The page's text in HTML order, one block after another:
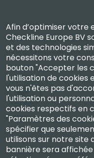
Checkline Europe B.V. —
de l'étalonnage, de la
d'instruments de
Entreprise
Compte
Afin d’optimiser votre
Checkline Europe BV
et des technologies
nécessitons votre
bouton "Accepter les
l'utilisation de cookies
vous n'êtes pas
l'utilisation ou
cookies respectifs en
"Paramètres des
spécifier que
utilisons sur notre site
bannière sera affichée